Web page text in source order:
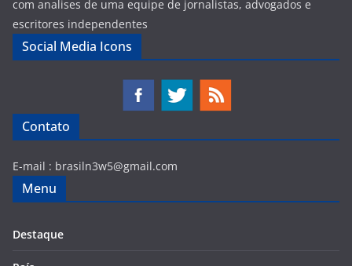
com analises de uma equipe de jornalistas, advogados e
escritores independentes
Social Media Icons
Contato
E-mail : brasiln3w5@gmail.com
Menu
Destaque